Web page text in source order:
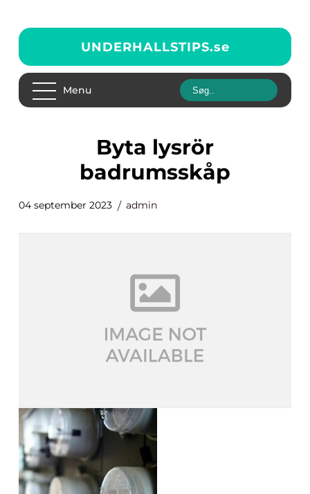
UNDERHALLSTIPS.se
Menu
byta lysrör
badrumsskåp
04 september 2023 admin